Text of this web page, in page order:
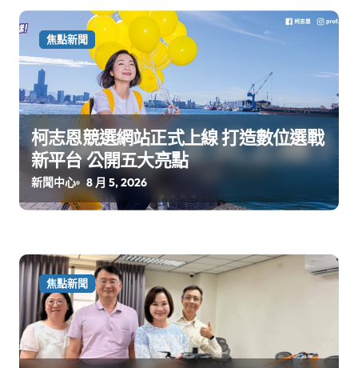
焦點新聞
柯志恩競選網站正式上線 打造數位選戰
新平台 公開五大亮點
新聞中心 8 月 5, 2026
焦點新聞